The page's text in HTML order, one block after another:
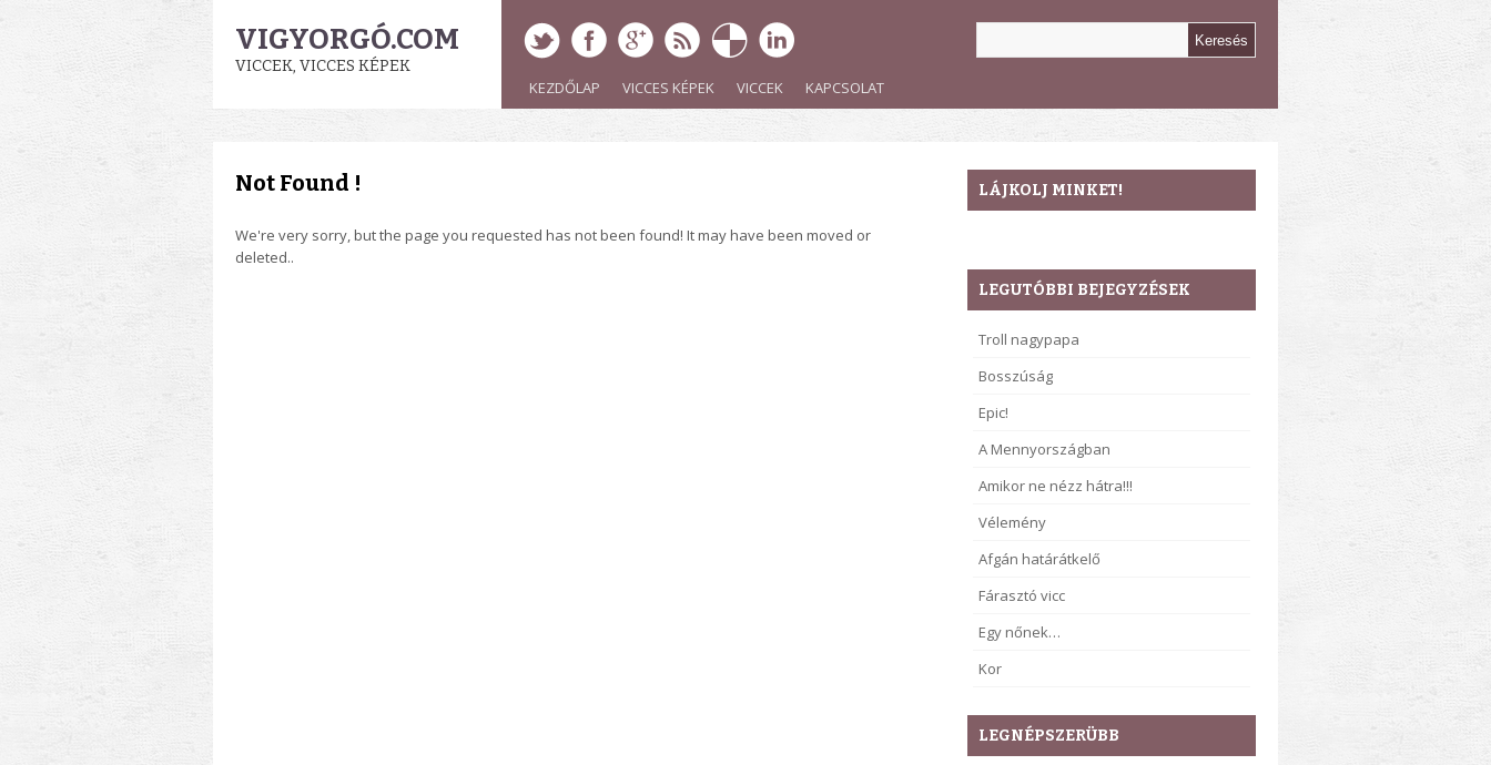
VIGYORGÓ.COM
VICCEK, VICCES KÉPEK
KEZDŐLAP VICCES KÉPEK VICCEK KAPCSOLAT
Not Found !
We're very sorry, but the page you requested has not been found! It may have been moved or
deleted..
LÁJKOLJ MINKET!
LEGUTÓBBI BEJEGYZÉSEK
Troll nagypapa
Bosszúság
Epic!
A Mennyországban
Amikor ne nézz hátra!!!
Vélemény
Afgán határátkelő
Fárasztó vicc
Egy nőnek…
Kor
LEGNÉPSZERÜBB